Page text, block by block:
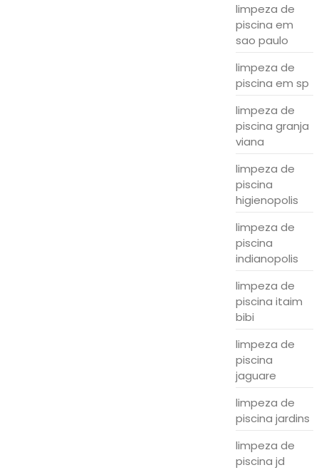
limpeza de
piscina em
sao paulo
limpeza de
piscina em sp
limpeza de
piscina granja
viana
limpeza de
piscina
higienopolis
limpeza de
piscina
indianopolis
limpeza de
piscina itaim
bibi
limpeza de
piscina
jaguare
limpeza de
piscina jardins
limpeza de
piscina jd